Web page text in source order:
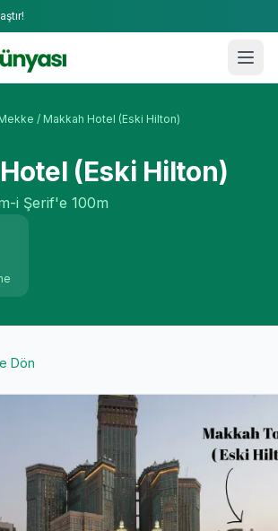
/ Makkah Hotel (Eski Hilton)
(Eski Hilton)
i Şerif'e 100m
Dön